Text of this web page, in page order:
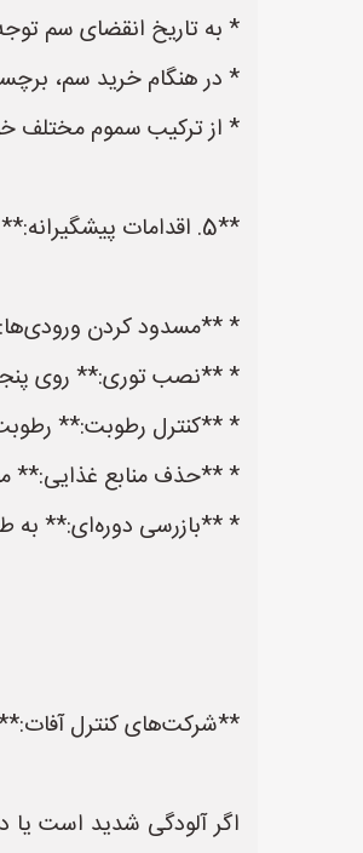
* به تاریخ انقضای سم
* در هنگام خرید سم،
* از ترکیب سموم مختلف
**5. اقدامات پیشگیرانه:**
* **مسدود کردن
* **نصب توری:** روی
* **کنترل رطوبت:**
* **حذف منابع غذایی:**
* **بازرسی دوره‌ای:** به
**شرکت‌های کنترل
اگر آلودگی شدید است